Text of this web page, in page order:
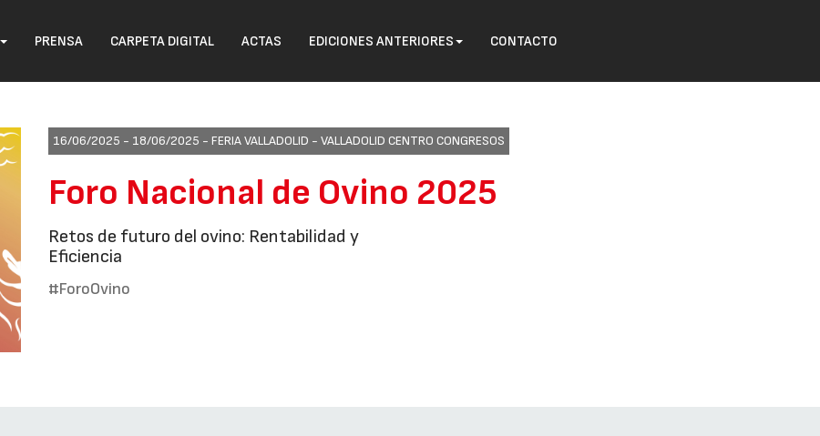
PRENSA CARPETA DIGITAL ACTAS EDICIONES ANTERIORES CONTACTO
16/06/2025 - 18/06/2025 - FERIA VALLADOLID - VALLADOLID CENTRO CONGRESOS
Foro Nacional de Ovino 2025
Retos de futuro del ovino: Rentabilidad y
Eficiencia
#ForoOvino